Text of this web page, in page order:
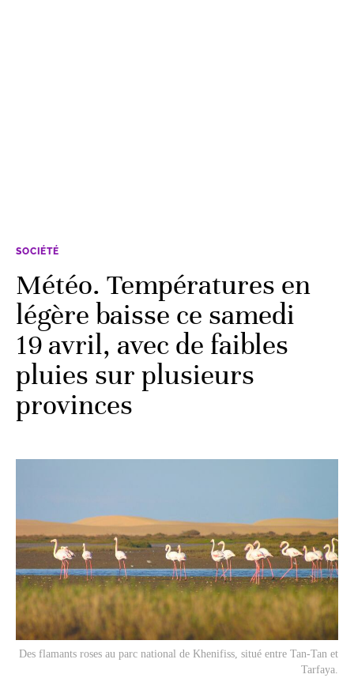
SOCIÉTÉ
Météo. Températures en
légère baisse ce samedi
19 avril, avec de faibles
pluies sur plusieurs
provinces
Des flamants roses au parc national de Khenifiss, situé entre Tan-Tan et
Tarfaya.